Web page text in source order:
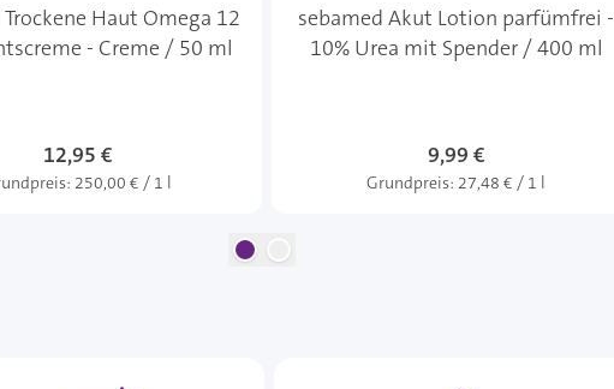
Haut Omega 12
- Creme / 50 ml
12,95 €
250,00 € / 1 l
sebamed Akut Lotion parfümfrei -
10% Urea mit Spender / 400 ml
Sonderangebot
9,99 €
Grundpreis: 27,48 € / 1 l